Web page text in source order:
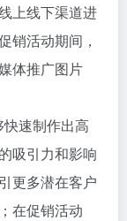
上线下渠道进
销活动期间，
体推广图片
速制作出高
吸引力和影响
更多潜在客户
在促销活动